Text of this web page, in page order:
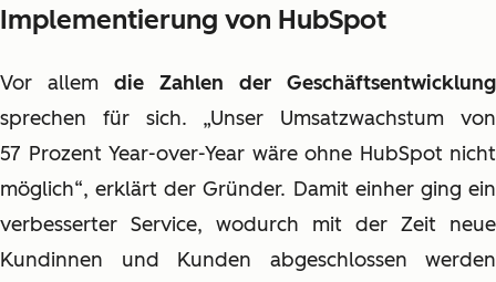
Implementierung von HubSpot
Vor allem die Zahlen der Geschäftsentwicklung
sprechen für sich. „Unser Umsatzwachstum von
57 Prozent Year-over-Year wäre ohne HubSpot nicht
möglich“, erklärt der Gründer. Damit einher ging ein
verbesserter Service, wodurch mit der Zeit neue
Kundinnen und Kunden abgeschlossen werden